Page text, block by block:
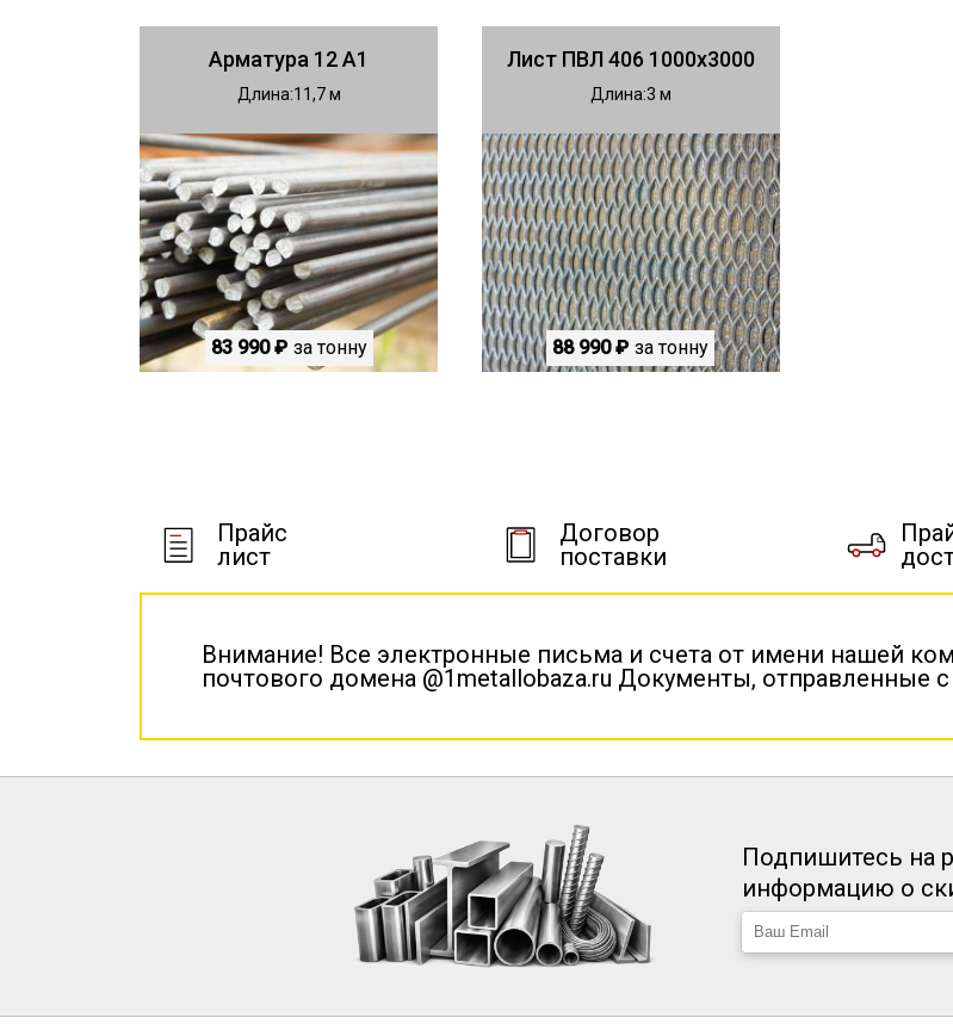
Арматура 12 А1
Длина 11,7
83 990 ₽ за тонну
Лист ПВЛ 406 1000х3000
Длина 3
88 990 ₽ за тонну
Прайс
лист
Договор
поставки
Внимание! Все электронные письма и счета от имени нашей
почтового домена @1metallobaza.ru Документы, отправленные
Подпишитесь на
информацию о